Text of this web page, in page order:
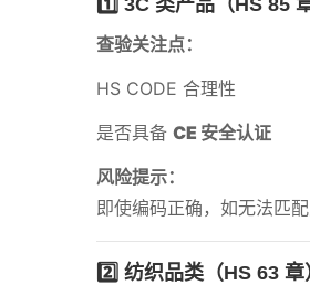
1️⃣ 3C 类产品（HS 85 章
查验关注点：
HS CODE 合理性
是否具备 CE 安全认证
风险提示：
即使编码正确，如无法匹
2️⃣ 纺织品类（HS 63 章